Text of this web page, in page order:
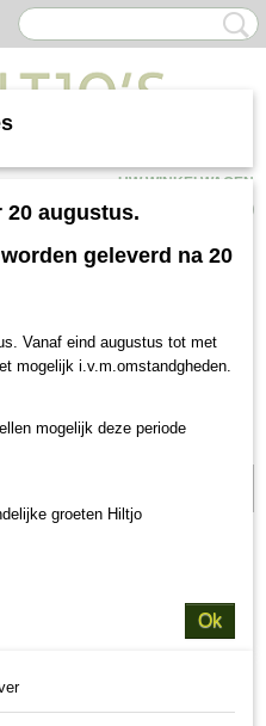
UW WINKELWAGEN
Geen producten (0)
augustus.
geleverd na 20
Vanaf eind augustus tot met
mogelijk i.v.m.omstandgheden.
mogelijk deze periode
groeten Hiltjo
Ok